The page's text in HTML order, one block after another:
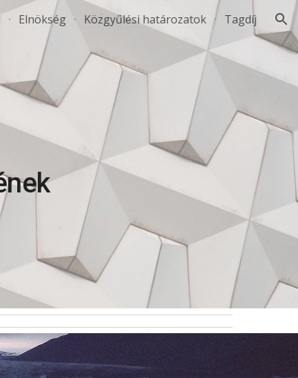
Elnökség Közgyűlési határozatok Tagdíj